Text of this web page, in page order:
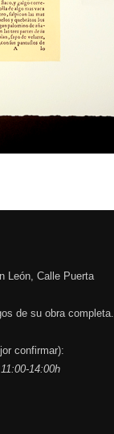
León, Calle Puerta
de su obra completa.
confirmar):
14:00h